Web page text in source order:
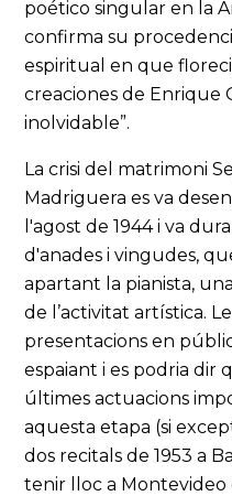
poético singular en la
confirma su
espiritual en que
creaciones de Enrique
inolvidable”.
La crisi del matrimoni
Madriguera es va
l'agost de 1944 i va
d'anades i vingudes,
apartant la pianista,
de l’activitat artística.
presentacions en
espaiant i es podria dir
últimes actuacions
aquesta etapa (si
dos recitals de 1953 a
tenir lloc a Montevideo